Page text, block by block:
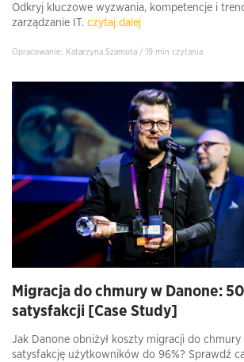
Odkryj kluczowe wyzwania, kompetencje i
zarządzanie IT. czytaj dalej
Opracowanie: Katarzyna Szamota / 19 min czytania
Migracja do chmury w Danone:
satysfakcji [Case Study]
Jak Danone obniżył koszty migracji do chmury
satysfakcję użytkowników do 96%? Sprawdź